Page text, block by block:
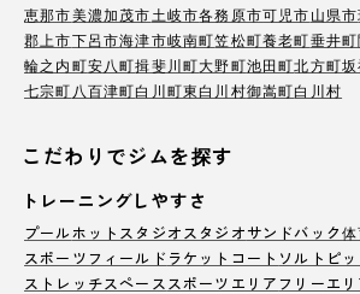
恵那市美濃加茂市土岐市各務原市可児市山県市
郡上市下呂市海津市岐南町笠松町養老町垂井町
輪之内町安八町揖斐川町大野町池田町北方町
七宗町 八百津町白川町東白川村御嵩町白川村
こだわりでジムを探す
トレーニングしやすさ
プールホットスタジオ スタジオサンドバック
スポーツフィールド ラケットコート ソルトピ
ストレッチスペース スポーツエリア フリーエリ